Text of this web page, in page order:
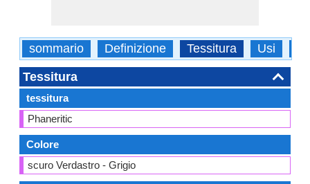
sommario Definizione Tessitura Usi
Tessitura
tessitura
Phaneritic
Colore
scuro Verdastro - Grigio